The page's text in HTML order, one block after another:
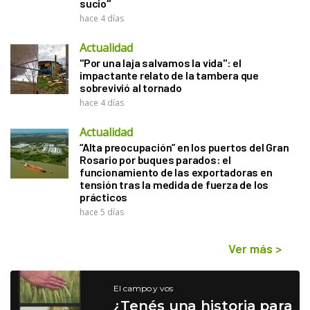
sucio"
hace 4 días
Actualidad
"Por una laja salvamos la vida": el
impactante relato de la tambera que
sobrevivió al tornado
hace 4 días
Actualidad
“Alta preocupación” en los puertos del Gran
Rosario por buques parados: el
funcionamiento de las exportadoras en
tensión tras la medida de fuerza de los
prácticos
hace 5 días
Ver más >
El campo y vos
¿Tenés una historia para